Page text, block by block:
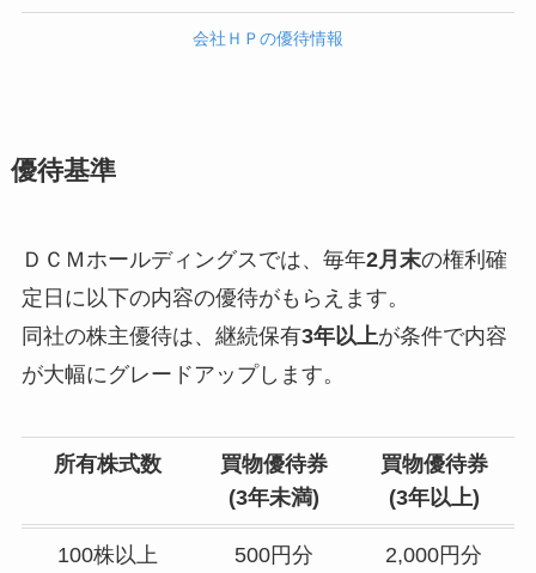
会社ＨＰの優待情報
優待基準
ＤＣＭホールディングスでは、毎年2月末の権利確
定日に以下の内容の優待がもらえます。
同社の株主優待は、継続保有3年以上が条件で内容
が大幅にグレードアップします。
所有株式数
買物優待券
(3年未満)
買物優待券
(3年以上)
100株以上 500円分 2,000円分